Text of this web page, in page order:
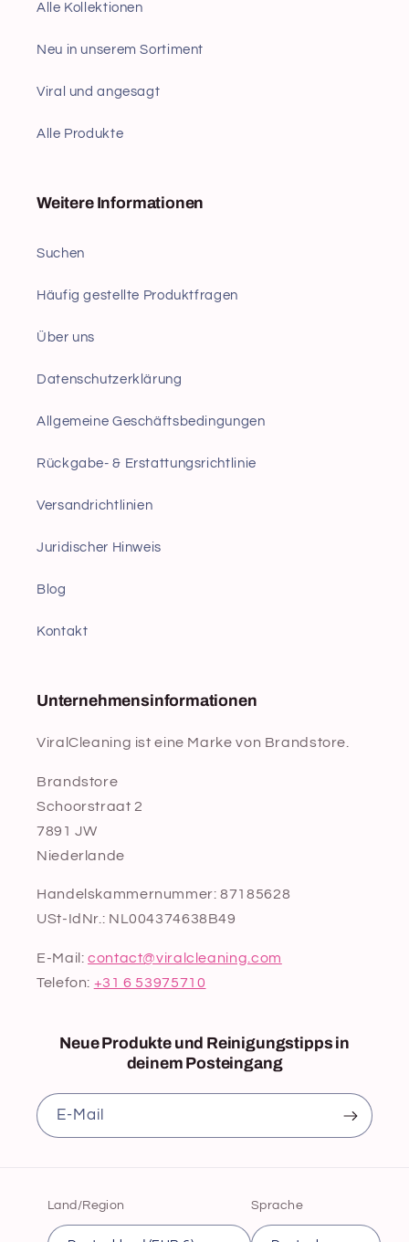
Alle Kollektionen
Neu in unserem Sortiment
Viral und angesagt
Alle Produkte
Weitere Informationen
Suchen
Häufig gestellte Produktfragen
Über uns
Datenschutzerklärung
Allgemeine Geschäftsbedingungen
Rückgabe- & Erstattungsrichtlinie
Versandrichtlinien
Juridischer Hinweis
Blog
Kontakt
Unternehmensinformationen
ViralCleaning ist eine Marke von Brandstore.
Brandstore
Schoorstraat 2
7891 JW
Niederlande
Handelskammernummer: 87185628
USt-IdNr.: NL004374638B49
E-Mail:contact@viralcleaning.com
Telefon: +31 6 53975710
Neue Produkte und Reinigungstipps in
deinem Posteingang
E‑Mail
Land/Region Sprache